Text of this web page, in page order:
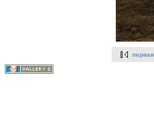
первая